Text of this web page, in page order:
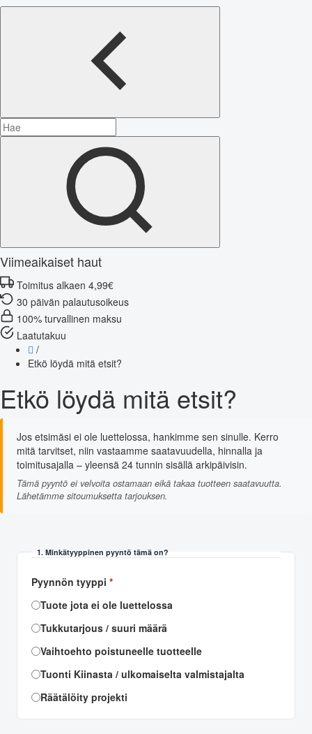
Viimeaikaiset haut
Toimitus alkaen 4,99€
30 päivän palautusoikeus
100% turvallinen maksu
Laatutakuu
/
Etkö löydä mitä etsit?
Etkö löydä mitä etsit?
Jos etsimäsi ei ole luettelossa, hankimme sen sinulle. Kerro
mitä tarvitset, niin vastaamme saatavuudella, hinnalla ja
toimitusajalla – yleensä 24 tunnin sisällä arkipäivisin.
Tämä pyyntö ei velvoita ostamaan eikä takaa tuotteen saatavuutta.
Lähetämme sitoumuksetta tarjouksen.
1. Minkätyyppinen pyyntö tämä on?
Pyynnön tyyppi *
Tuote jota ei ole luettelossa
Tukkutarjous / suuri määrä
Vaihtoehto poistuneelle tuotteelle
Tuonti Kiinasta / ulkomaiselta valmistajalta
Räätälöity projekti